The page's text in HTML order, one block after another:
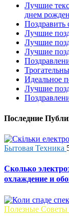
Лучшие
днем
Поздравить
Лучшие
Лучшие
Лучшие
Идеальное
Лучшие
Последние
Бытовая Техника
Сколько
охлаждение и
Полезные Советы